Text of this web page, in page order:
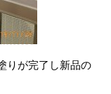
りが完了し新品の